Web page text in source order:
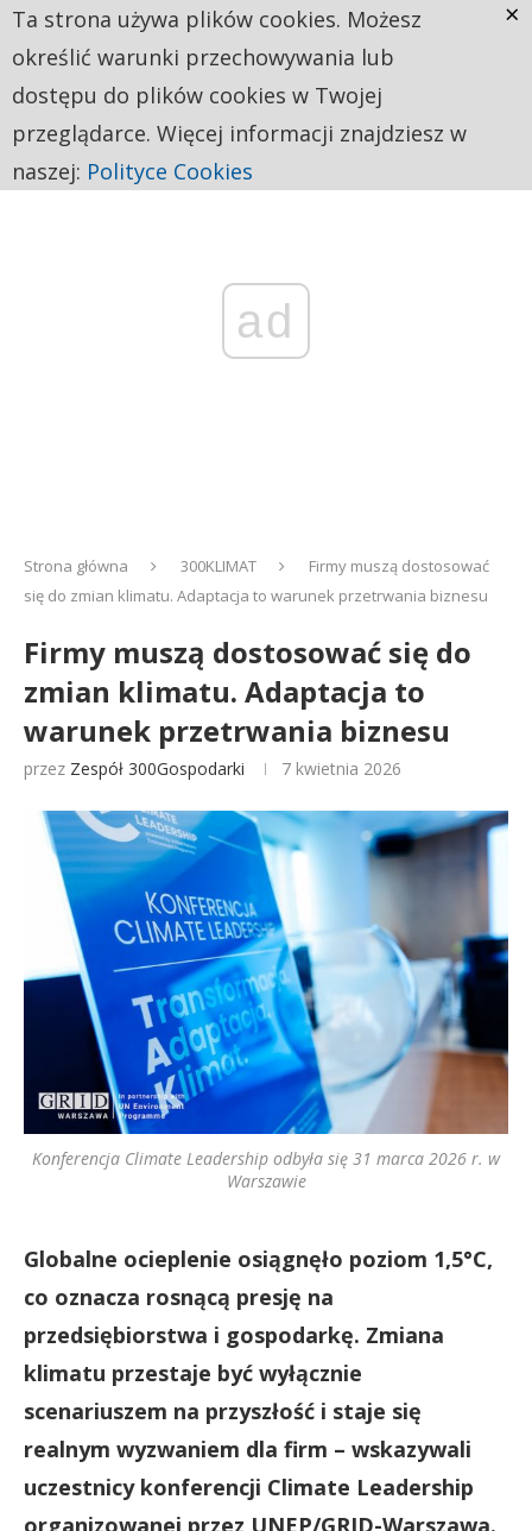
ad
Strona główna 300KLIMAT
Firmy muszą dostosować
się do zmian klimatu. Adaptacja to warunek przetrwania biznesu
Firmy muszą dostosować się do
zmian klimatu. Adaptacja to
warunek przetrwania biznesu
przez Zespół 300Gospodarki 7 kwietnia 2026
Konferencja Climate Leadership odbyła się 31 marca 2026 r. w
Warszawie
Globalne ocieplenie osiągnęło poziom 1,5°C,
co oznacza rosnącą presję na
przedsiębiorstwa i gospodarkę. Zmiana
klimatu przestaje być wyłącznie
scenariuszem na przyszłość i staje się
realnym wyzwaniem dla firm – wskazywali
uczestnicy konferencji Climate Leadership
organizowanej przez UNEP/GRID-Warszawa.
Ta strona używa plików cookies. Możesz
określić warunki przechowywania lub
dostępu do plików cookies w Twojej
przeglądarce. Więcej informacji znajdziesz w
naszej: Polityce Cookies
×